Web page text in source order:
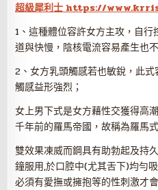
超級犀利士 https://
1、這種體位容許女方主攻，自
道與快慢，陰核電流容易產生也
2、女方乳頭觸感若也敏銳，此
觸感益形強烈；
女上男下式是女方藉性交獲得高
千年前的羅馬帝國，故稱為羅馬式
雙效果凍威而鋼具有助勃起及持
鐘服用,於口腔中(尤其舌下)均勻
必須有愛撫或擁抱等的性刺激才